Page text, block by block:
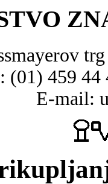
(01) 459 44
E-mail: